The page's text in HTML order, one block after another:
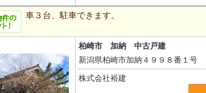
車３台、駐車できます。
柏崎市 加納 中古戸建
新潟県柏崎市加納４９９８番１号
株式会社裕建